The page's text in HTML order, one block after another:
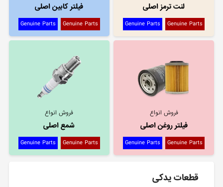
لنت ترمز اصلی
Genuine Parts
Genuine Parts
فیلتر کابین اصلی
Genuine Parts
Genuine Parts
فروش انواع
فیلتر روغن اصلی
Genuine Parts
Genuine Parts
فروش انواع
شمع اصلی
Genuine Parts
Genuine Parts
قطعات یدکی